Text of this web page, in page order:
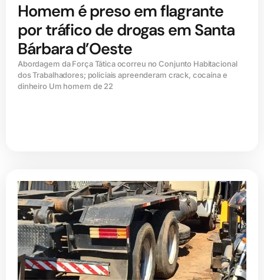
Homem é preso em flagrante
por tráfico de drogas em Santa
Bárbara d’Oeste
Abordagem da Força Tática ocorreu no Conjunto Habitacional
dos Trabalhadores; policiais apreenderam crack, cocaína e
dinheiro Um homem de 22